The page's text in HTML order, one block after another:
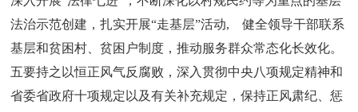
法治示范创建，扎实开展“走基层”活动, 健全领导干部联系
基层和贫困村、贫困户制度，推动服务群众常态化长效化。
五要持之以恒正风气反腐败，深入贯彻中央八项规定精神和
省委省政府十项规定以及有关补充规定，保持正风肃纪、惩